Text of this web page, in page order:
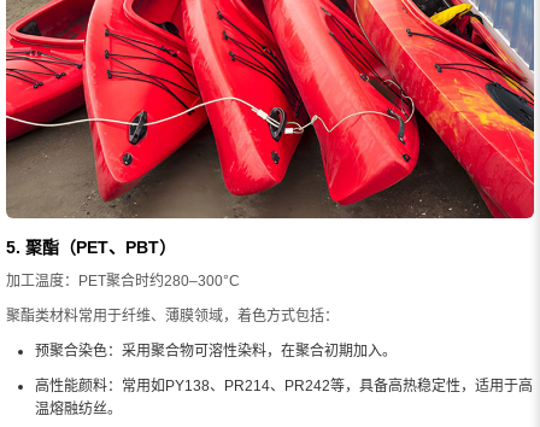
5. 聚酯（PET、PBT）
加工温度：PET聚合时约280–300°C
聚酯类材料常用于纤维、薄膜领域，着色方式包括：
预聚合染色：采用聚合物可溶性染料，在聚合初期加入。
高性能颜料：常用如PY138、PR214、PR242等，具备高热稳定性，适用于高
温熔融纺丝。